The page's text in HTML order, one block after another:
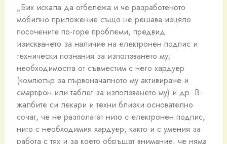
„Бих искала да отбележа и че разработеното
мобилно приложение също не решава изцяло
посочените по-горе проблеми, предвид
изискването за наличие на електронен подпис и
технически познания за използването му;
необходимостта от съвместим с него хардуер
(компютър за първоначалното му активиране и
смартфон или таблет за използването му) и др. В
жалбите си лекари и техни близки основателно
сочат, че не разполагат нито с електронен подпис,
нито с необходимия хардуер, както и с умения за
работа с тях и за което обръщат внимание, че няма